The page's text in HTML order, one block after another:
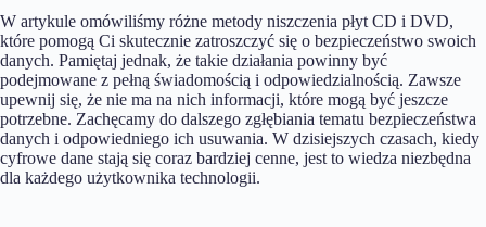
W artykule omówiliśmy różne metody niszczenia płyt CD i DVD,
które pomogą Ci skutecznie zatroszczyć się o bezpieczeństwo swoich
danych. Pamiętaj jednak, że takie działania powinny być
podejmowane z pełną świadomością i odpowiedzialnością. Zawsze
upewnij się, że nie ma na nich informacji, które mogą być jeszcze
potrzebne. Zachęcamy do dalszego zgłębiania tematu bezpieczeństwa
danych i odpowiedniego ich usuwania. W dzisiejszych czasach, kiedy
cyfrowe dane stają się coraz bardziej cenne, jest to wiedza niezbędna
dla każdego użytkownika technologii.